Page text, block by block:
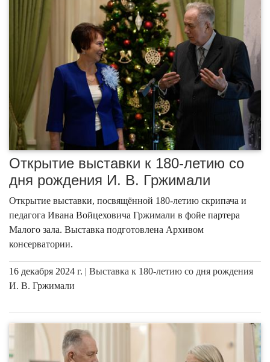
Открытие выставки к 180-летию со
дня рождения И. В. Гржимали
Открытие выставки, посвящённой 180-летию скрипача и
педагога Ивана Войцеховича Гржимали в фойе партера
Малого зала. Выставка подготовлена Архивом
консерватории.
16 декабря 2024 г. | Выставка к 180-летию со дня рождения
И. В. Гржимали